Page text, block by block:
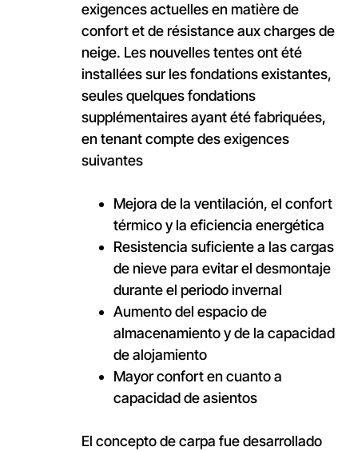
exigences actuelles en matière de
confort et de résistance aux charges de
neige. Les nouvelles tentes ont été
installées sur les fondations existantes,
seules quelques fondations
supplémentaires ayant été fabriquées,
en tenant compte des exigences
suivantes
Mejora de la ventilación, el confort
térmico y la eficiencia energética
Resistencia suficiente a las cargas
de nieve para evitar el desmontaje
durante el periodo invernal
Aumento del espacio de
almacenamiento y de la capacidad
de alojamiento
Mayor confort en cuanto a
capacidad de asientos
El concepto de carpa fue desarrollado